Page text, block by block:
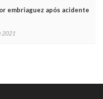
embriaguez após acidente
2021